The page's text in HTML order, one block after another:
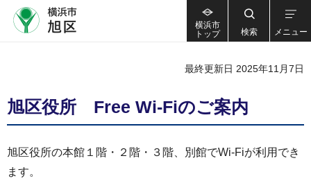
横浜市
トップ
検索 メニュー
最終更新日 2025年11月7日
旭区役所 Free Wi-Fiのご案内
旭区役所の本館１階・２階・３階、別館でWi-Fiが利用でき
ます。